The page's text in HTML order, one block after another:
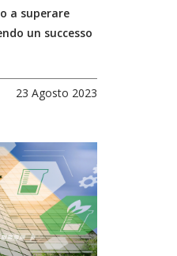
a superare
un successo
23 Agosto 2023